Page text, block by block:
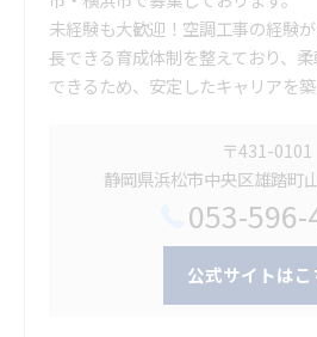
未経験も大歓迎！空調工事の経験
長できる育成体制を整えており、
できるため、安定したキャリアを築
〒431-0101
静岡県浜松市中央区雄踏町
053-596-
公式サイトはこ